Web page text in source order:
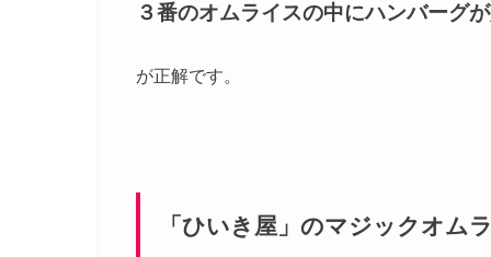
３番のオムライスの中にハンバーグ
が正解です。
「ひいき屋」のマジックオム